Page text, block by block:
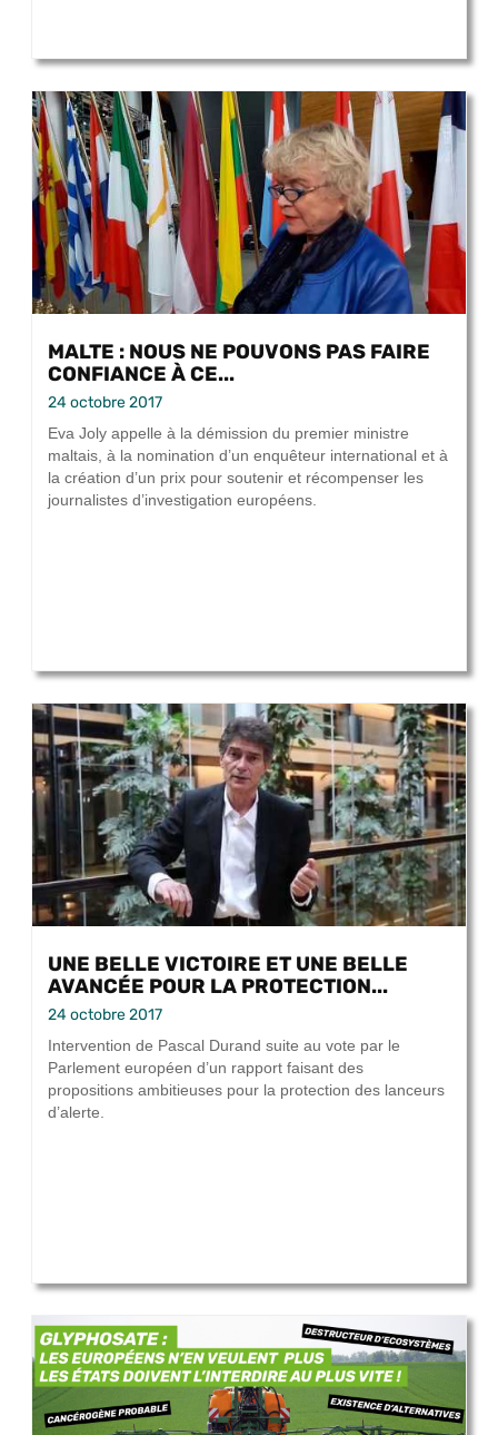
MALTE : NOUS NE POUVONS PAS FAIRE
CONFIANCE À CE...
24 octobre 2017
Eva Joly appelle à la démission du premier ministre
maltais, à la nomination d’un enquêteur international et à
la création d’un prix pour soutenir et récompenser les
journalistes d’investigation européens.
UNE BELLE VICTOIRE ET UNE BELLE
AVANCÉE POUR LA PROTECTION...
24 octobre 2017
Intervention de Pascal Durand suite au vote par le
Parlement européen d’un rapport faisant des
propositions ambitieuses pour la protection des lanceurs
d’alerte.